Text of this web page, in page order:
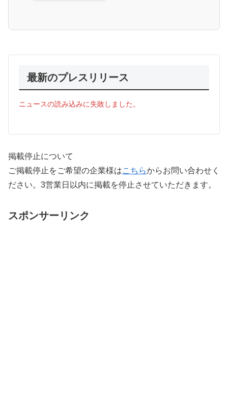
最新のプレスリリース
ニュースの読み込みに失敗しました。
掲載停止について
ご掲載停止をご希望の企業様はこちらからお問い合わせく
ださい。3営業日以内に掲載を停止させていただきます。
スポンサーリンク